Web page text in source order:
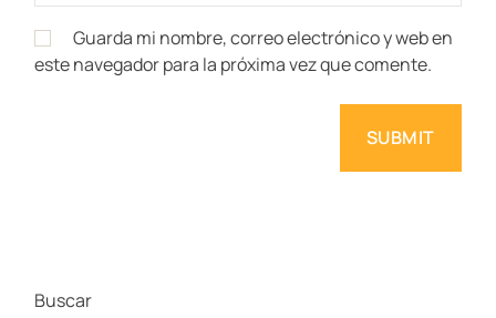
Guarda mi nombre, correo electrónico y web en
este navegador para la próxima vez que comente.
Buscar